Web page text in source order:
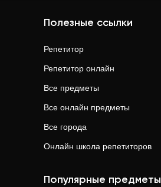
Полезные ссылки
Репетитор
Репетитор онлайн
Все предметы
Все онлайн предметы
Все города
Онлайн школа репетиторов
Популярные предметы